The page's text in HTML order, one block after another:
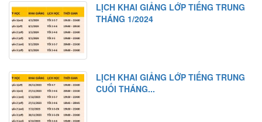
LỊCH KHAI GIẢNG LỚP TIẾNG TRUNG
THÁNG 1/2024
LỊCH KHAI GIẢNG LỚP TIẾNG TRUNG
CUỐI THÁNG...